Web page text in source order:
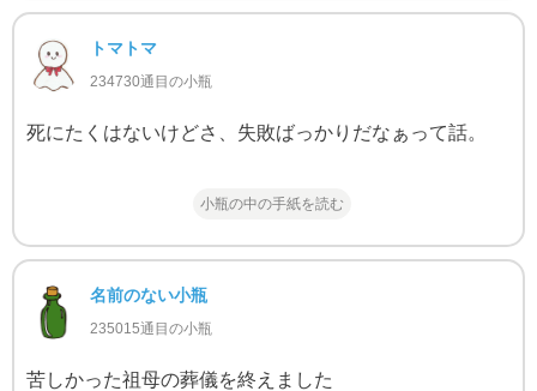
トマトマ
234730通目の小瓶
死にたくはないけどさ、失敗ばっかりだなぁって話。
小瓶の中の手紙を読む
名前のない小瓶
235015通目の小瓶
苦しかった祖母の葬儀を終えました